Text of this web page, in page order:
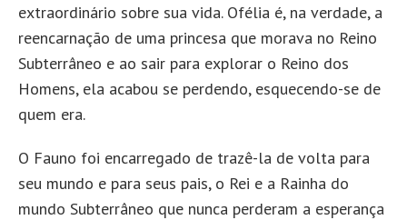
extraordinário sobre sua vida. Ofélia é, na verdade, a
reencarnação de uma princesa que morava no Reino
Subterrâneo e ao sair para explorar o Reino dos
Homens, ela acabou se perdendo, esquecendo-se de
quem era.
O Fauno foi encarregado de trazê-la de volta para
seu mundo e para seus pais, o Rei e a Rainha do
mundo Subterrâneo que nunca perderam a esperança